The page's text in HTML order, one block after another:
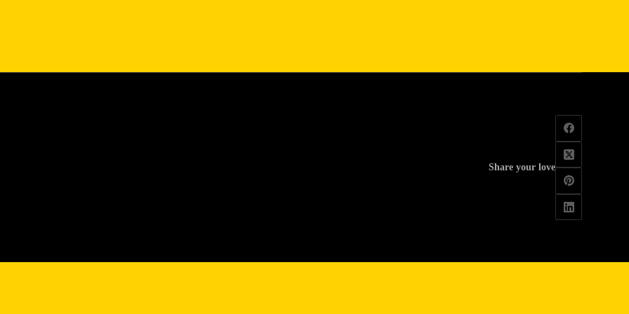
Share your love